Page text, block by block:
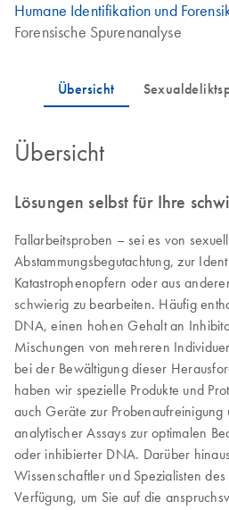
Humane Identifikation und
Forensische Spurenanalyse
Übersicht
Lösungen selbst für Ihre
Fallarbeitsproben – sei es von
Abstammungsbegutachtung, zur
Katastrophenopfern oder aus
schwierig zu bearbeiten. Häufig
DNA, einen hohen Gehalt an
Mischungen von mehreren
bei der Bewältigung dieser
haben wir spezielle Produkte und
auch Geräte zur Probenaufreinigung
analytischer Assays zur optimalen
oder inhibierter DNA. Darüber
Wissenschaftler und Spezialisten
Verfügung, um Sie auf die